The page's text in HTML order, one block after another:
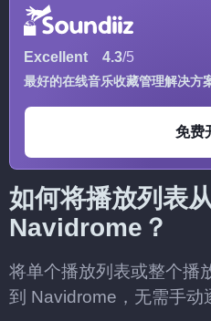
Excellent 4.3/5
最好的在线音乐收藏管理解决方
免费
如何将播放列表
Navidrome？
将单个播放列表或整个播
到 Navidrome，无需手动